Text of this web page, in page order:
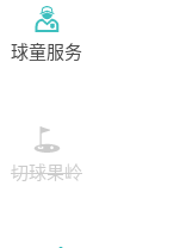
球童服务
切球果岭